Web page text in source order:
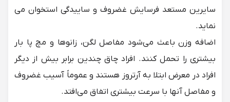
سایرین مستعد فرسایش غضروف و ساییدگی استخوان می
نماید.
اضافه وزن باعث می‌شود مفاصل لگن، زانوها و مچ پا بار
بیشتری را تحمل کنند. افراد چاق چندین برابر بیش از دیگر
افراد در معرض ابتلا به آرتروز هستند و عموماً آسیب غضروف
و مفاصل آنها با سرعت بیشتری اتفاق می‌افتد.